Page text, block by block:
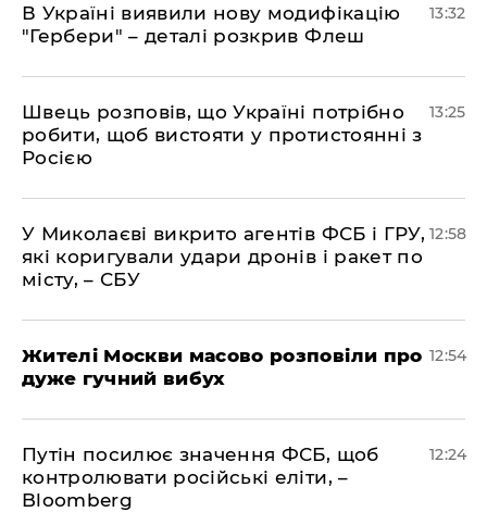
В Україні виявили нову модифікацію
"Гербери" – деталі розкрив Флеш
13:32
Швець розповів, що Україні потрібно
робити, щоб вистояти у протистоянні з
Росією
13:25
У Миколаєві викрито агентів ФСБ і ГРУ,
які коригували удари дронів і ракет по
місту, – СБУ
12:58
Жителі Москви масово розповіли про
дуже гучний вибух
12:54
Путін посилює значення ФСБ, щоб
контролювати російські еліти, –
Bloomberg
12:24